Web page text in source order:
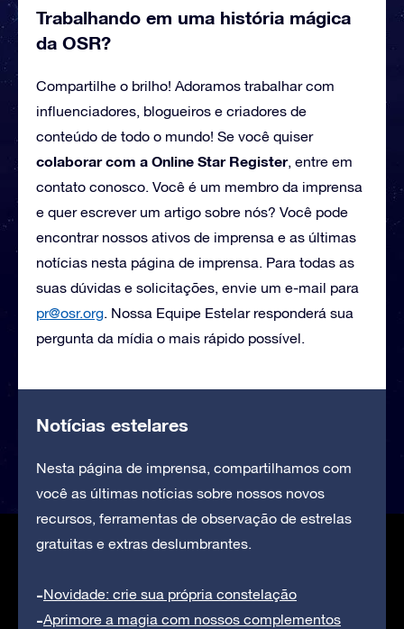
Trabalhando em uma história mágica
da OSR?
Compartilhe o brilho! Adoramos trabalhar com
influenciadores, blogueiros e criadores de
conteúdo de todo o mundo! Se você quiser
colaborar com a Online Star Register, entre em
contato conosco. Você é um membro da imprensa
e quer escrever um artigo sobre nós? Você pode
encontrar nossos ativos de imprensa e as últimas
notícias nesta página de imprensa. Para todas as
suas dúvidas e solicitações, envie um e-mail para
pr@osr.org. Nossa Equipe Estelar responderá sua
pergunta da mídia o mais rápido possível.
Notícias estelares
Nesta página de imprensa, compartilhamos com
você as últimas notícias sobre nossos novos
recursos, ferramentas de observação de estrelas
gratuitas e extras deslumbrantes.
Novidade: crie sua própria constelação
Aprimore a magia com nossos complementos